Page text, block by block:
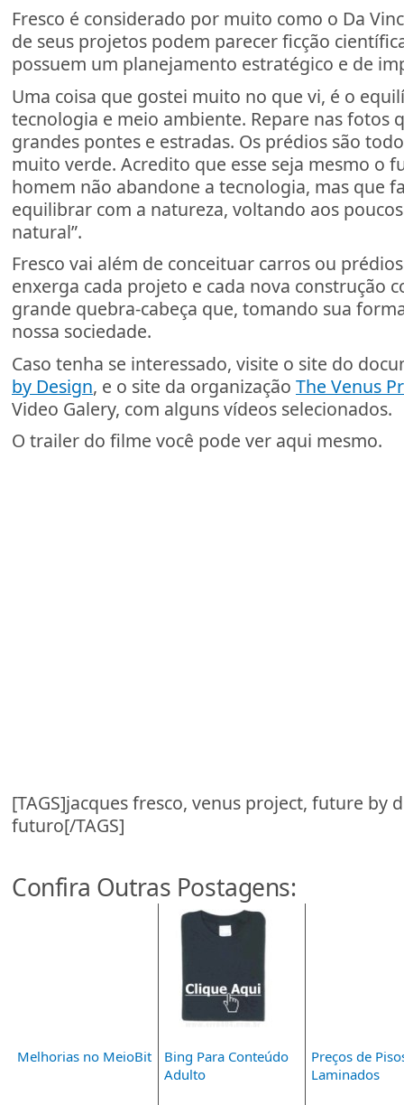
Fresco é considerado por muito como o Da
de seus projetos podem parecer ficção
possuem um planejamento estratégico e de
Uma coisa que gostei muito no que vi, é o
tecnologia e meio ambiente. Repare nas fotos
grandes pontes e estradas. Os prédios são
muito verde. Acredito que esse seja mesmo o
homem não abandone a tecnologia, mas que
equilibrar com a natureza, voltando aos
natural”.
Fresco vai além de conceituar carros ou
enxerga cada projeto e cada nova construção
grande quebra-cabeça que, tomando sua
nossa sociedade.
Caso tenha se interessado, visite o site do
by Design, e o site da organização The Venus
Video Galery, com alguns vídeos selecionados.
O trailer do filme você pode ver aqui mesmo.
[TAGS]jacques fresco, venus project, future by
futuro[/TAGS]
Confira Outras Postagens:
Melhorias no MeioBit
Bing Para Conteúdo
Adulto
Preços de
Laminados